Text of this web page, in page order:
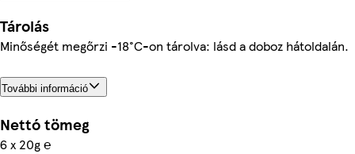
Tárolás
Minőségét megőrzi -18°C-on tárolva: lásd a doboz hátoldalán.
További információ
Nettó tömeg
6 x 20g ℮